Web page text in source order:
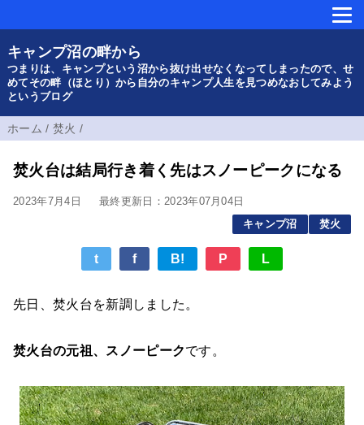
キャンプ沼の畔から
つまりは、キャンプという沼から抜け出せなくなってしまったので、せ
めてその畔（ほとり）から自分のキャンプ人生を見つめなおしてみよう
というブログ
ホーム / 焚火 /
焚火台は結局行き着く先はスノーピークになる
2023年7月4日
最終更新日：2023年07月04日
キャンプ沼
焚火
t f B! P L
先日、焚火台を新調しました。
焚火台の元祖、スノーピークです。